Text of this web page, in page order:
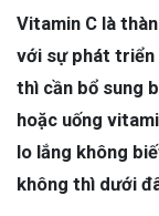
Vitamin C là
với sự phát triển
thì cần bổ sung
hoặc uống
lo lắng không
không thì dưới